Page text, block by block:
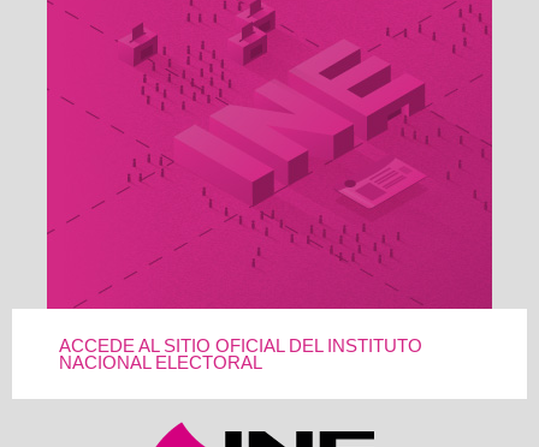
ACCEDE AL SITIO OFICIAL DEL INSTITUTO
NACIONAL ELECTORAL